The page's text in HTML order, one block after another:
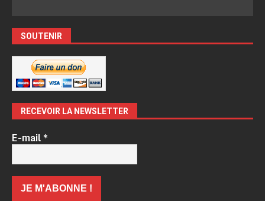
SOUTENIR
RECEVOIR LA NEWSLETTER
E-mail*